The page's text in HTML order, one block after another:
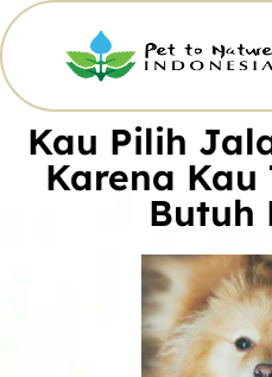
Kau Pilih
Karena Kau
Butuh